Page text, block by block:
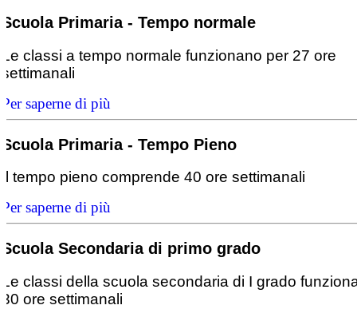
Scuola Primaria - Tempo normale
Le classi a tempo normale funzionano per 27 ore
settimanali
Per saperne di più
Scuola Primaria - Tempo Pieno
Il tempo pieno comprende 40 ore settimanali
Per saperne di più
Scuola Secondaria di primo grado
Le classi della scuola secondaria di I grado
30 ore settimanali